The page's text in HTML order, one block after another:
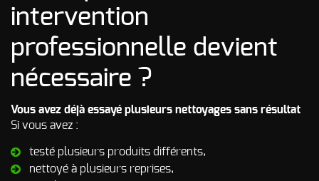
intervention
professionnelle devient
nécessaire ?
Vous avez déjà essayé plusieurs nettoyages sans résultat
Si vous avez :
testé plusieurs produits différents,
nettoyé à plusieurs reprises,